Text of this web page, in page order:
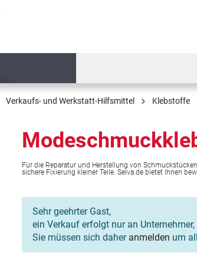
Verkaufs- und Werkstatt-Hilfsmittel Klebstoffe
Für die Reparatur und Herstellung von
sichere Fixierung kleiner Teile. Selva.de bietet Ihnen
Sehr geehrter Gast,
ein Verkauf erfolgt nur an
Sie müssen sich daher anmelden um